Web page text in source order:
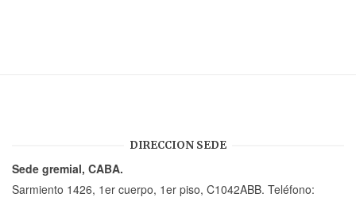
DIRECCION SEDE
Sede gremial, CABA.
Sarmiento 1426, 1er cuerpo, 1er piso, C1042ABB. Teléfono: